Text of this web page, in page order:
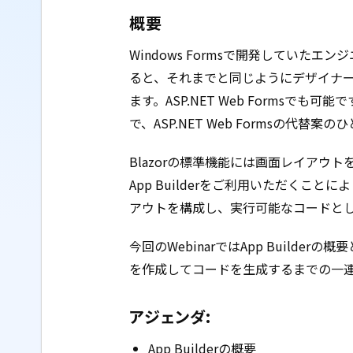
概要
Windows Formsで開発していたエン
ると、それまでと同じようにデザイナ
ます。ASP.​NET Web Formsでも可能
で、ASP.​NET Web Formsの代替案の
Blazorの標準機能には画面レイアウト
App Builderをご利用いただくことに
アウトを構成し、実行可能なコードと
今回のWebinarではApp Builderの概
を作成してコードを生成するまでの一
アジェンダ:
App Builderの概要